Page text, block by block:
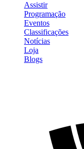
Assistir
Programação
Eventos
Classificações
Notícias
Loja
Blogs